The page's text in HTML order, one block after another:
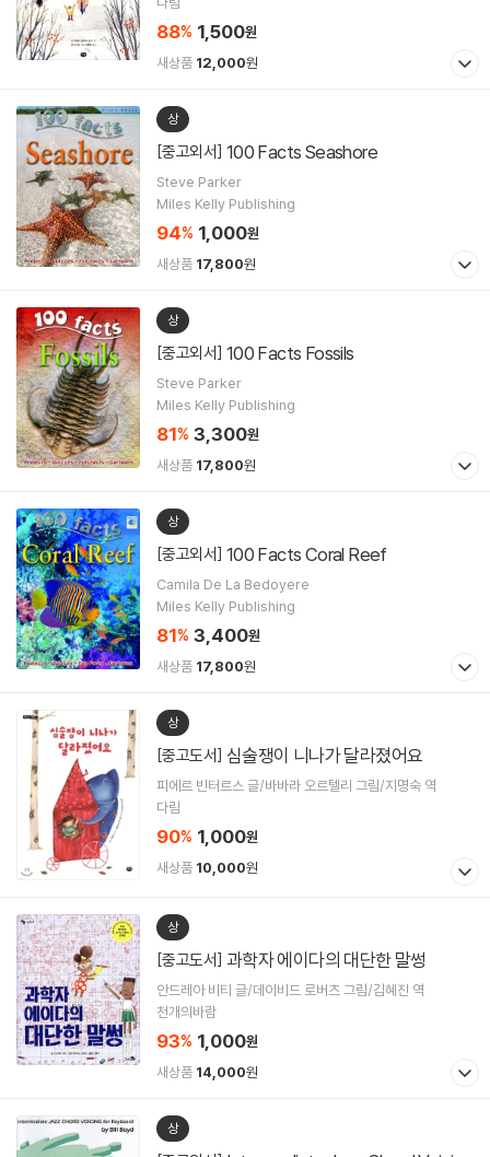
88% 1,500원
새상품 12,000원
상
[중고외서] 100 Facts Seashore
Steve Parker
Miles Kelly Publishing
94% 1,000원
새상품 17,800원
상
[중고외서] 100 Facts Fossils
Steve Parker
Miles Kelly Publishing
81% 3,300원
새상품 17,800원
상
[중고외서] 100 Facts Coral Reef
Camila De La Bedoyere
Miles Kelly Publishing
81% 3,400원
새상품 17,800원
상
[중고도서] 심술쟁이 니나가 달라졌어요
피에르 빈터르스 글/바바라 오르텔리 그림/지명숙 역
다림
90% 1,000원
새상품 10,000원
상
[중고도서] 과학자 에이다의 대단한 말썽
안드레아 비티 글/데이비드 로버츠 그림/김혜진 역
천개의바람
93% 1,000원
새상품 14,000원
상